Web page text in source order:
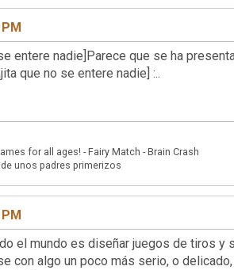
entere nadie]Parece que se ha
que no se entere nadie] :..
for all ages! - Fairy Match - Brain Crash
unos padres primerizos
el mundo es diseñar juegos de tiros
con algo un poco más serio, o